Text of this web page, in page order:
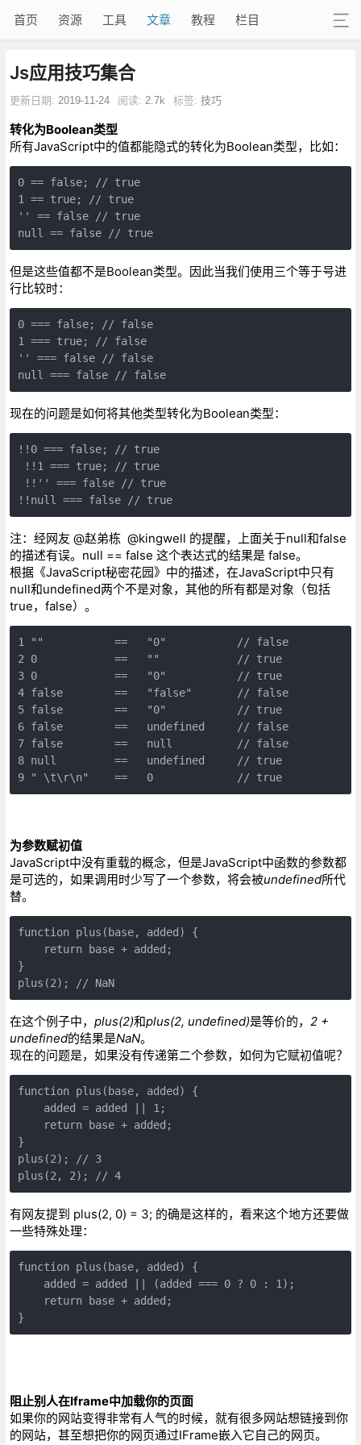
首页 资源 工具 文章 教程 栏目
Js应用技巧集合
更新日期: 2019-11-24 阅读: 2.7k 标签: 技巧
转化为Boolean类型
所有JavaScript中的值都能隐式的转化为Boolean类型，比如：
0 == false; // true
1 == true; // true
'' == false // true
null == false // true
但是这些值都不是Boolean类型。因此当我们使用三个等于号进
行比较时：
0 === false; // false
1 === true; // false
'' === false // false
null === false // false
现在的问题是如何将其他类型转化为Boolean类型：
!!0 === false; // true
!!1 === true; // true
!!'' === false // true
!!null === false // true
注：经网友 @赵弟栋 @kingwell 的提醒，上面关于null和false
的描述有误。null == false 这个表达式的结果是 false。
根据《JavaScript秘密花园》中的描述，在JavaScript中只有
null和undefined两个不是对象，其他的所有都是对象（包括
true，false）。
1 ""           ==   "0"           // false
2 0            ==   ""            // true
3 0            ==   "0"           // true
4 false        ==   "false"       // false
5 false        ==   "0"           // true
6 false        ==   undefined     // false
7 false        ==   null          // false
8 null         ==   undefined     // true
9 " \t\r\n"    ==   0             // true
为参数赋初值
JavaScript中没有重载的概念，但是JavaScript中函数的参数都
是可选的，如果调用时少写了一个参数，将会被undefined所代
替。
function plus(base, added) {
    return base + added;
}
plus(2); // NaN
在这个例子中， plus(2)和plus(2, undefined)是等价的， 2 +
undefined的结果是NaN。
现在的问题是，如果没有传递第二个参数，如何为它赋初值呢？
function plus(base, added) {
    added = added || 1;
    return base + added;
}
plus(2); // 3
plus(2, 2); // 4
有网友提到 plus(2, 0) = 3; 的确是这样的，看来这个地方还要做
一些特殊处理：
function plus(base, added) {
    added = added || (added === 0 ? 0 : 1);
    return base + added;
}
阻止别人在Iframe中加载你的页面
如果你的网站变得非常有人气的时候，就有很多网站想链接到你
的网站，甚至想把你的网页通过IFrame嵌入它自己的网页。